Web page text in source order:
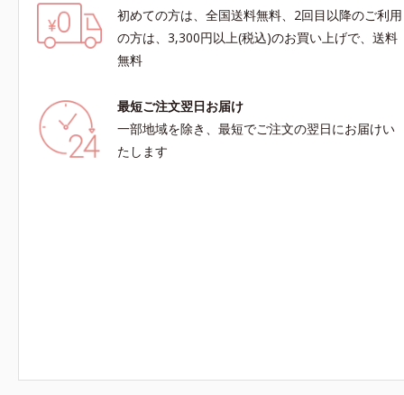
初めての方は、全国送料無料、2回目以降のご利用
の方は、3,300円以上(税込)のお買い上げで、送料
無料
最短ご注文翌日お届け
一部地域を除き、最短でご注文の翌日にお届けい
たします